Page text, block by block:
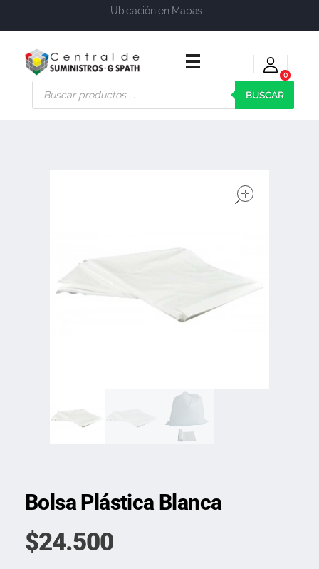
Ubicación en Mapas
Central de Suministros Gspath
Suministros y soluciones integrales para su empresa o negocio
0
BUSCAR
Bolsa Plástica Blanca
$24.500